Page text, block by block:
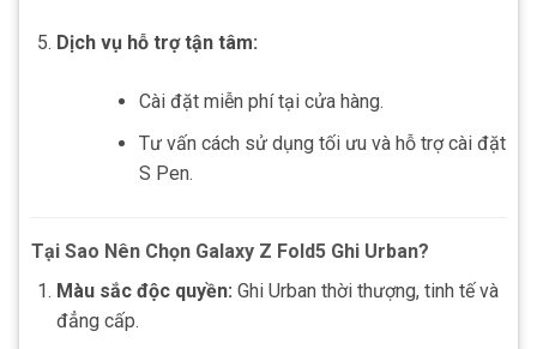
Dịch vụ hỗ trợ tận tâm:
Cài đặt miễn phí tại cửa hàng.
Tư vấn cách sử dụng tối ưu và hỗ trợ cài đặt
S Pen.
Tại Sao Nên Chọn Galaxy Z Fold5 Ghi Urban?
Màu sắc độc quyền: Ghi Urban thời thượng, tinh tế và
đẳng cấp.